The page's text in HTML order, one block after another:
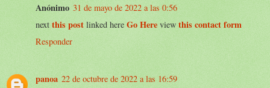
Anónimo 31 de mayo de 2022 a las 0:56
next this post linked here Go Here view this contact form
Responder
panoa 22 de octubre de 2022 a las 16:59